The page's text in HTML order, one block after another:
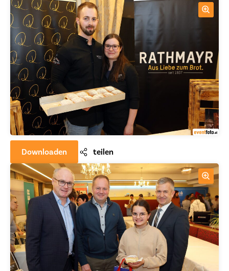
Downloaden teilen